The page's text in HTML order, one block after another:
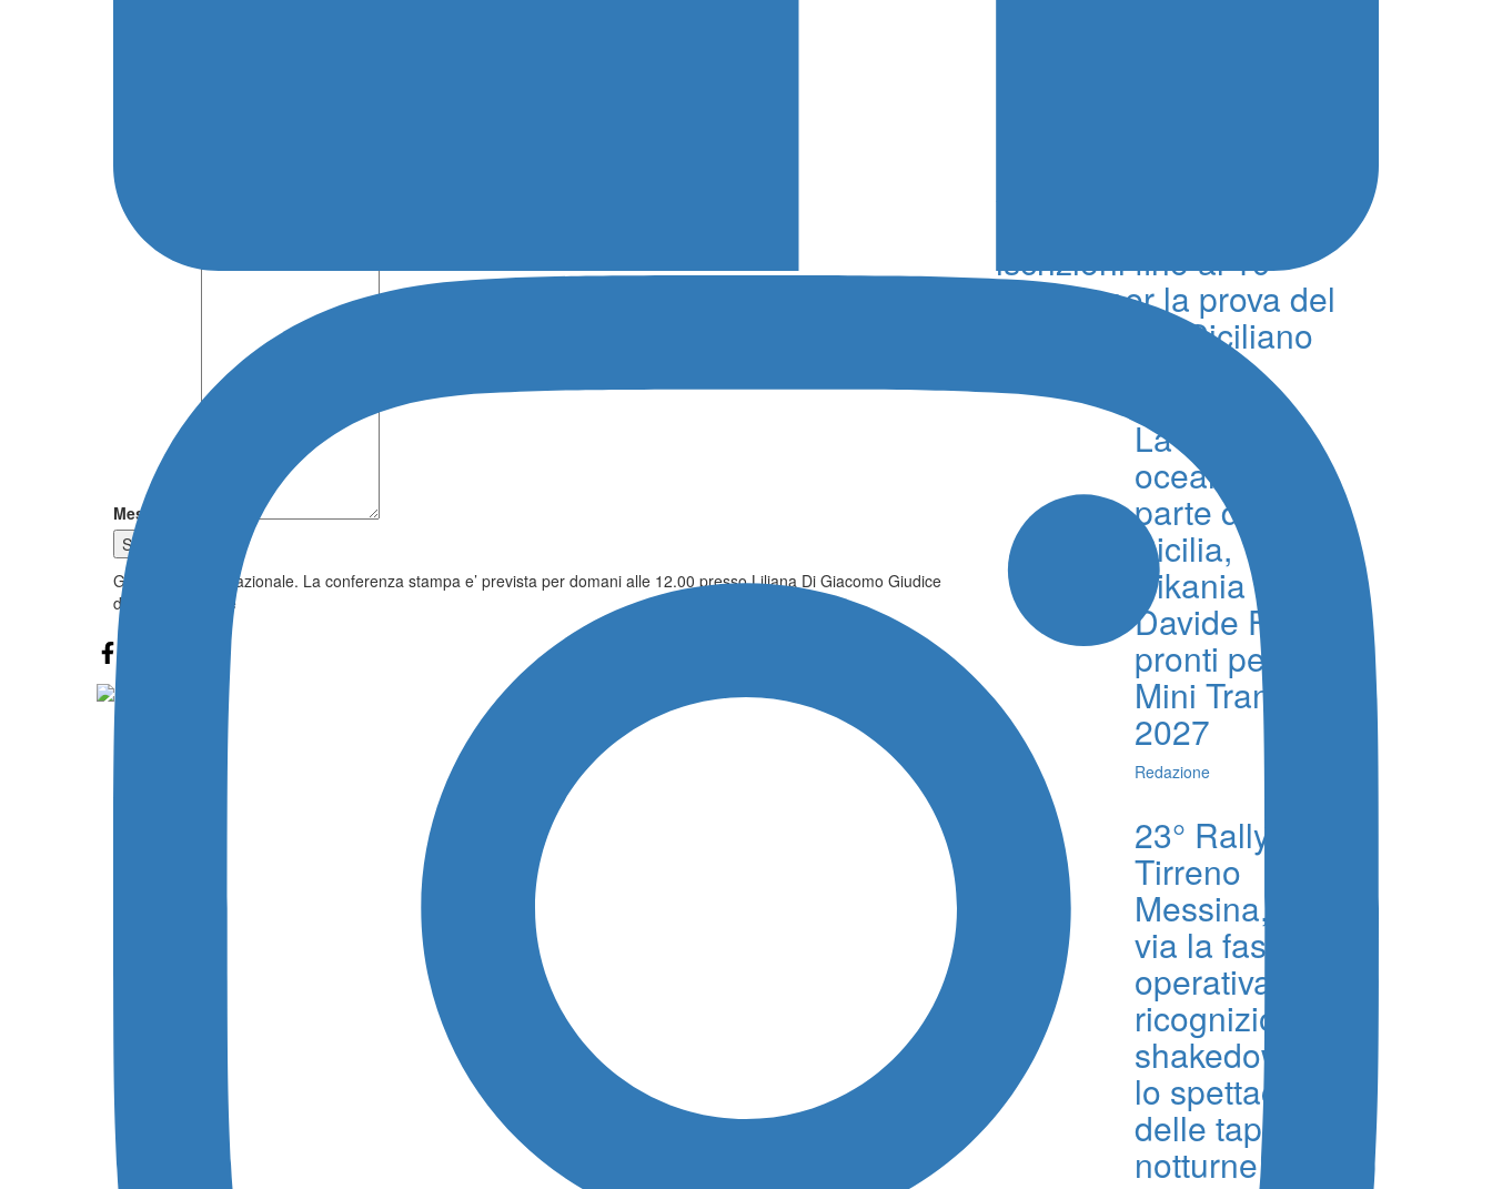
Messaggio
Submit
Giudice di gara Nazionale. La conferenza stampa e’ prevista per domani alle 12.00 presso Liliana Di Giacomo Giudice
di gara Nazionale
iscrizioni fino al 19
agosto per la prova del
Campionato Siciliano
La rotta
oceanica
parte dalla
Sicilia,
Sikania e
Davide Foti
pronti per la
Mini Transat
2027
Redazione
23° Rally
Tirreno
Messina, al
via la fase
operativa tra
ricognizioni,
shakedown e
lo spettacolo
delle tappe
notturne